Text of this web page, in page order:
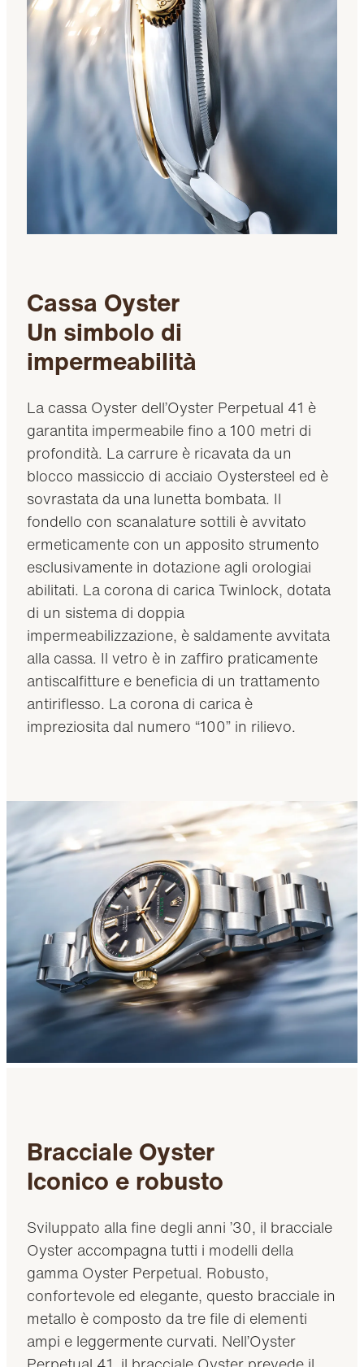
Cassa Oyster
Un simbolo di
impermeabilità
La cassa Oyster dell’Oyster Perpetual 41 è
garantita impermeabile fino a 100 metri di
profondità. La carrure è ricavata da un
blocco massiccio di acciaio Oystersteel ed è
sovrastata da una lunetta bombata. Il
fondello con scanalature sottili è avvitato
ermeticamente con un apposito strumento
esclusivamente in dotazione agli orologiai
abilitati. La corona di carica Twinlock, dotata
di un sistema di doppia
impermeabilizzazione, è saldamente avvitata
alla cassa. Il vetro è in zaffiro praticamente
antiscalfitture e beneficia di un trattamento
antiriflesso. La corona di carica è
impreziosita dal numero “100” in rilievo.
Bracciale Oyster
Iconico e robusto
Sviluppato alla fine degli anni ’30, il bracciale
Oyster accompagna tutti i modelli della
gamma Oyster Perpetual. Robusto,
confortevole ed elegante, questo bracciale in
metallo è composto da tre file di elementi
ampi e leggermente curvati. Nell’Oyster